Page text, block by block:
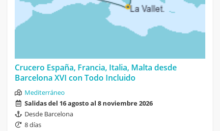
Crucero España, Francia, Italia, Malta desde
Barcelona XVI con Todo Incluido
Mediterráneo
Salidas del 16 agosto al 8 noviembre 2026
Desde Barcelona
8 días